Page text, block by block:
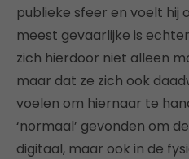
publieke sfeer en voelt hij
meest gevaarlijke is
zich hierdoor niet alleen
maar dat ze zich ook
voelen om hiernaar te
‘normaal’ gevonden om
digitaal, maar ook in de